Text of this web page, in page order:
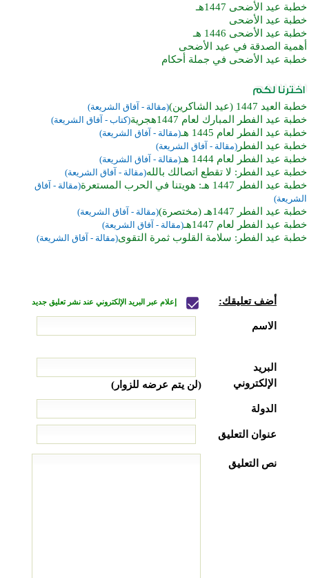
خطبة عيد الأضحى 1447هـ
خطبة عيد الأضحى
خطبة عيد الأضحى 1446 هـ
أهمية الصدقة في عيد الأضحى
خطبة عيد الأضحى في جملة أحكام
خطبة العيد 1447 (عيد الشاكرين) (مقالة - آفاق الشريعة)
خطبة عيد الفطر المبارك لعام 1447هجرية (كتاب - آفاق الشريعة)
خطبة عيد الفطر لعام 1445 هـ (مقالة - آفاق الشريعة)
خطبة عيد الفطر (مقالة - آفاق الشريعة)
خطبة عيد الفطر لعام 1444 هـ (مقالة - آفاق الشريعة)
خطبة عيد الفطر: لا تقطع اتصالك بالله(مقالة - آفاق الشريعة)
خطبة عيد الفطر 1447 هـ: هويتنا في الحرب المستعرة
(مقالة - آفاق
الشريعة)
خطبة عيد الفطر 1447هـ (مختصرة) (مقالة - آفاق الشريعة)
خطبة عيد الفطر لعام 1447هـ (مقالة - آفاق الشريعة)
خطبة عيد الفطر: سلامة القلوب ثمرة التقوى(مقالة - آفاق الشريعة)
أضف تعليقك: إعلام عبر البريد الإلكتروني عند نشر تعليق جديد
الاسم
البريد
الإلكتروني
(لن يتم عرضه للزوار)
الدولة
عنوان التعليق
نص التعليق